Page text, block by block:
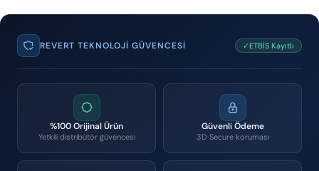
REVERT TEKNOLOJI GÜVENCESI ✓ETBİS Kayıtlı
%100 Orijinal Ürün
Yetkili distribütör güvencesi
Güvenli Ödeme
3D Secure koruması